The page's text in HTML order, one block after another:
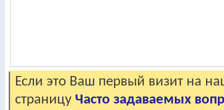
Если это Ваш первый визит на
страницу Часто задаваемых